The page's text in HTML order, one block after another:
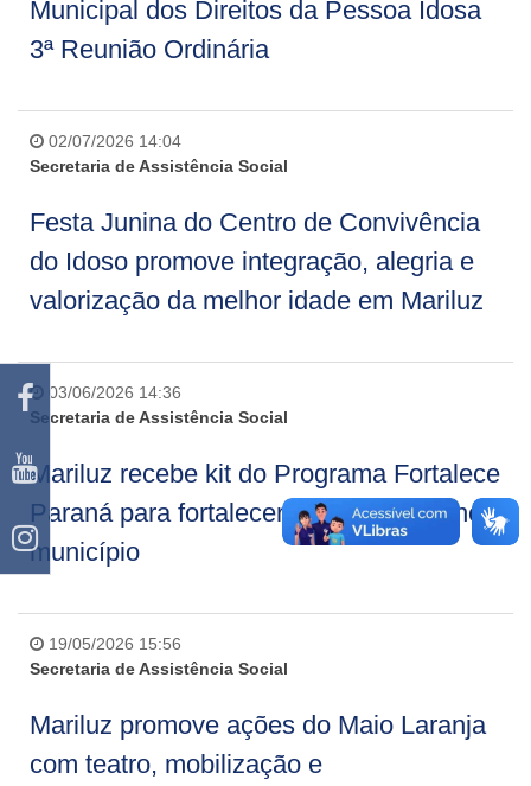
Municipal dos Direitos da Pessoa Idosa
3ª Reunião Ordinária
02/07/2026 14:04
Secretaria de Assistência Social
Festa Junina do Centro de Convivência
do Idoso promove integração, alegria e
valorização da melhor idade em Mariluz
03/06/2026 14:36
Secretaria de Assistência Social
Mariluz recebe kit do Programa Fortalece
Paraná para fortalecer ações sociais no
município
19/05/2026 15:56
Secretaria de Assistência Social
Mariluz promove ações do Maio Laranja
com teatro, mobilização e